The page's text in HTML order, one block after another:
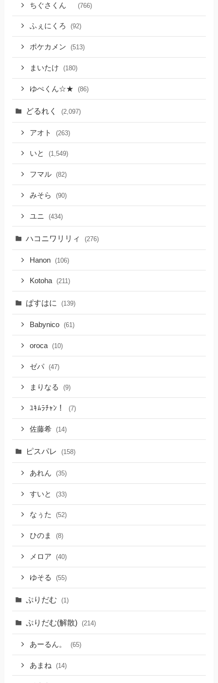
ちぐさくん (766)
ふぇにくろ (92)
ポケカメン (513)
まいたけ (180)
ゆぺくん☆★ (86)
どるれく (2,097)
アオト (263)
いと (1,549)
フマル (82)
みそら (90)
ユニ (434)
ハコニワリリィ (276)
Hanon (106)
Kotoha (211)
ぱすはに (139)
Babynico (61)
oroca (10)
ゼパ (47)
まりなる (9)
ﾕｷﾑﾗﾁｬﾝ！ (7)
佐藤希 (14)
ピスパレ (158)
あれん (35)
すいと (33)
なぅた (52)
ひのま (8)
メロア (40)
ゆそる (55)
ぷりだむ (1)
ぷりだむ(解散) (214)
あーるん。 (65)
あまね (14)